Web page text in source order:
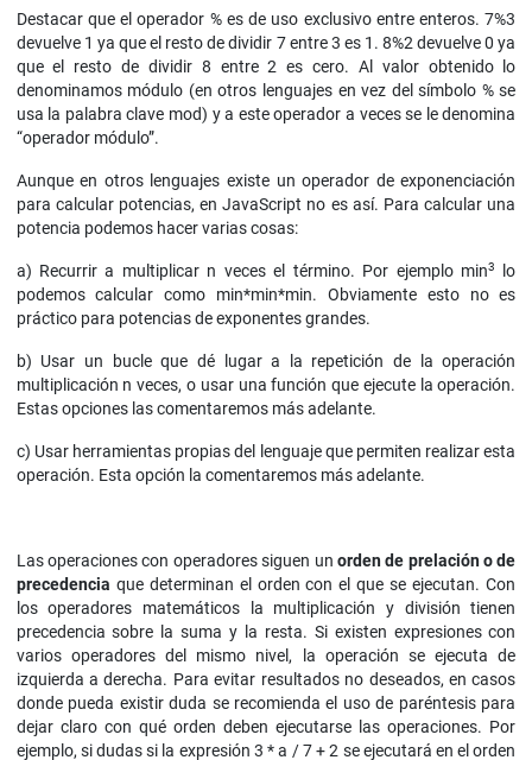
Destacar que el operador % es de uso exclusivo entre enteros. 7%3
devuelve 1 ya que el resto de dividir 7 entre 3 es 1. 8%2 devuelve 0 ya
que el resto de dividir 8 entre 2 es cero. Al valor obtenido lo
denominamos módulo (en otros lenguajes en vez del símbolo % se
usa la palabra clave mod) y a este operador a veces se le denomina
“operador módulo”.
Aunque en otros lenguajes existe un operador de exponenciación
para calcular potencias, en JavaScript no es así. Para calcular una
potencia podemos hacer varias cosas:
a) Recurrir a multiplicar n veces el término. Por ejemplo min3
lo
podemos calcular como min*min*min. Obviamente esto no es
práctico para potencias de exponentes grandes.
b) Usar un bucle que dé lugar a la repetición de la operación
multiplicación n veces, o usar una función que ejecute la operación.
Estas opciones las comentaremos más adelante.
c) Usar herramientas propias del lenguaje que permiten realizar esta
operación. Esta opción la comentaremos más adelante.
Las operaciones con operadores siguen un orden de prelación o de
precedencia que determinan el orden con el que se ejecutan. Con
los operadores matemáticos la multiplicación y división tienen
precedencia sobre la suma y la resta. Si existen expresiones con
varios operadores del mismo nivel, la operación se ejecuta de
izquierda a derecha. Para evitar resultados no deseados, en casos
donde pueda existir duda se recomienda el uso de paréntesis para
dejar claro con qué orden deben ejecutarse las operaciones. Por
ejemplo, si dudas si la expresión 3 * a / 7 + 2 se ejecutará en el orden